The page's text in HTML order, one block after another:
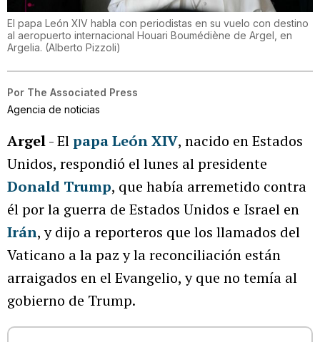
El papa León XIV habla con periodistas en su vuelo con destino
al aeropuerto internacional Houari Boumédiène de Argel, en
Argelia. (Alberto Pizzoli)
Por The Associated Press
Agencia de noticias
Argel- Elpapa León XIV, nacido en Estados
Unidos, respondió el lunes al presidente
Donald Trump, que había arremetido contra
él por la guerra de Estados Unidos e Israel en
Irán, y dijo a reporteros que los llamados del
Vaticano a la paz y la reconciliación están
arraigados en el Evangelio, y que no temía al
gobierno de Trump.